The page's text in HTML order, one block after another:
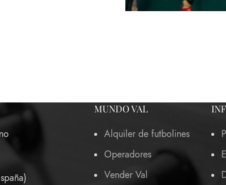
MUNDO VAL
Alquiler de futbolines
Operadores
Vender Val